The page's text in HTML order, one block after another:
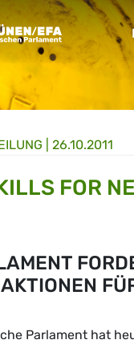
26.10.2011
FOR
Parlament hat